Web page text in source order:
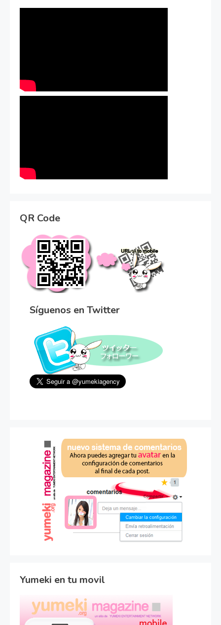
QR Code
Síguenos en Twitter
Yumeki en tu movil